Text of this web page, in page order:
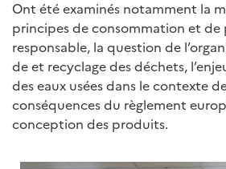
Ont été examinés notamment la
principes de consommation et
responsable, la question de
de et recyclage des déchets,
des eaux usées dans le contexte
conséquences du règlement
conception des produits.